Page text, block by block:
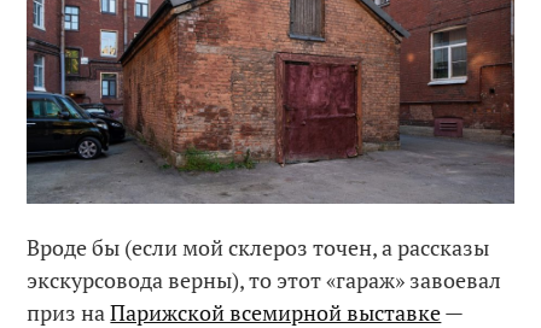
Вроде бы (если мой склероз точен, а рассказы
экскурсовода верны), то этот «гараж» завоевал
приз наПарижской всемирной выставке—